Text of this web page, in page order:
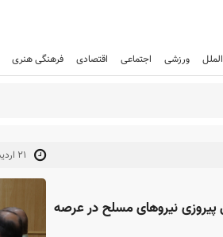
ورزشی اجتماعی اقتصادی فرهنگی هنری
۲۱ ارديبهشت ۱۴۰۵
نیرو‌های مسلح در عرصه